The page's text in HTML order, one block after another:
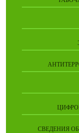
СВЕДЕНИЯ